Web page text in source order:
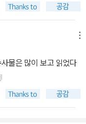
물은 많이 보고 읽었다